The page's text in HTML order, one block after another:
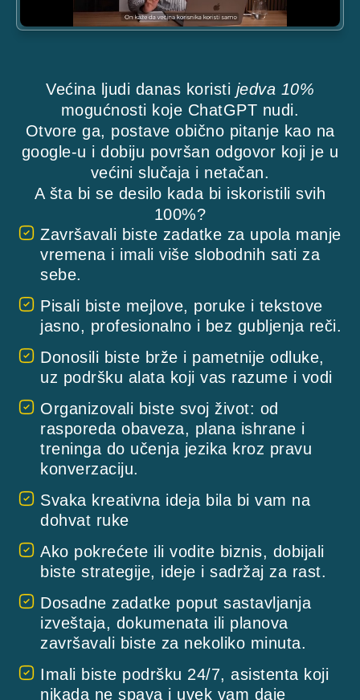
Većina ljudi danas koristi jedva 10%
mogućnosti koje ChatGPT nudi.
Otvore ga, postave obično pitanje kao na
google-u i dobiju površan odgovor koji je u
većini slučaja i netačan.
A šta bi se desilo kada bi iskoristili svih
100%?
Završavali biste zadatke za upola manje
vremena i imali više slobodnih sati za
sebe.
Pisali biste mejlove, poruke i tekstove
jasno, profesionalno i bez gubljenja reči.
Donosili biste brže i pametnije odluke,
uz podršku alata koji vas razume i vodi
Organizovali biste svoj život: od
rasporeda obaveza, plana ishrane i
treninga do učenja jezika kroz pravu
konverzaciju.
Svaka kreativna ideja bila bi vam na
dohvat ruke
Ako pokrećete ili vodite biznis, dobijali
biste strategije, ideje i sadržaj za rast.
Dosadne zadatke poput sastavljanja
izveštaja, dokumenata ili planova
završavali biste za nekoliko minuta.
Imali biste podršku 24/7, asistenta koji
nikada ne spava i uvek vam daje